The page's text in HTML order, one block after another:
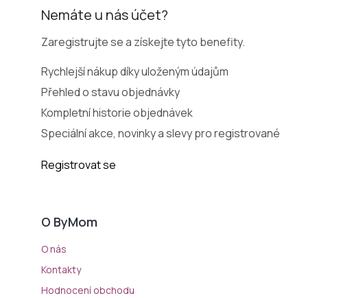
Nemáte u nás účet?
Zaregistrujte se a získejte tyto benefity.
Rychlejší nákup díky uloženým údajům
Přehled o stavu objednávky
Kompletní historie objednávek
Speciální akce, novinky a slevy pro registrované
Registrovat se
O ByMom
O nás
Kontakty
Hodnocení obchodu